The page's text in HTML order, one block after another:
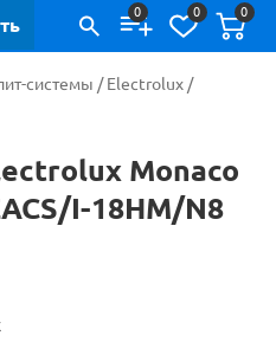
0 0 0
системы /Electrolux /
Monaco
I-18HM/N8